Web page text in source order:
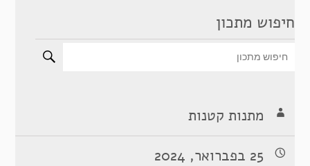
חיפוש מתכון
מתנות קטנות
25 בפברואר, 2024